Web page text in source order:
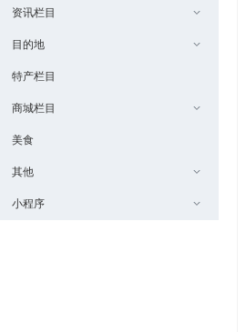
资讯栏目
目的地
特产栏目
商城栏目
美食
其他
小程序